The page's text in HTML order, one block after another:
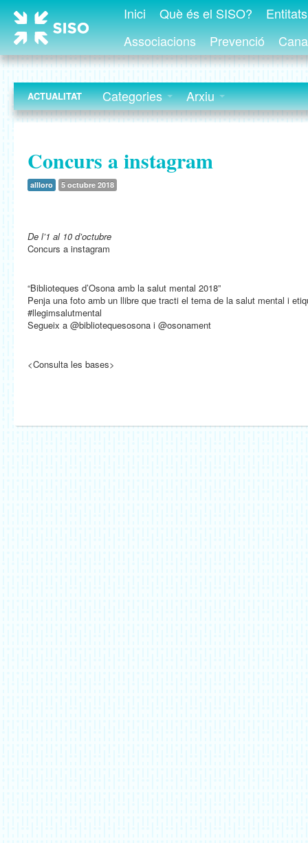
Inici Què és el SISO?
Associacions
Prevenció
ACTUALITAT Categories Arxiu
Concurs a instagram
allloro 5 octubre 2018
De l’1 al 10 d’octubre
Concurs a instagram
“Biblioteques d’Osona amb la salut mental 2018”
Penja una foto amb un llibre que tracti el tema de la salut mental i
#llegimsalutmental
Segueix a @bibliotequesosona i @osonament
<Consulta les bases>